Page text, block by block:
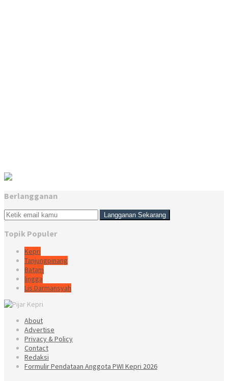
Berlangganan
Topik Populer
Kepri
Tanjungpinang
Batam
lingga
Lis Darmansyah
About
Advertise
Privacy & Policy
Contact
Redaksi
Formulir Pendataan Anggota PWI Kepri 2026